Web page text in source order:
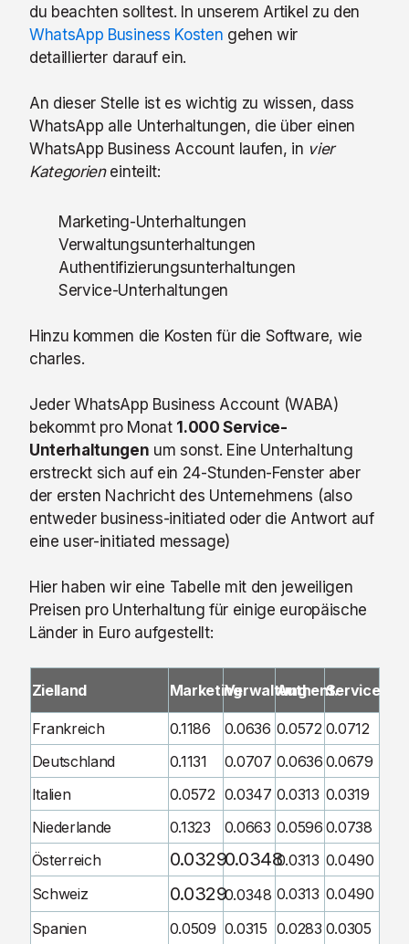
du beachten solltest. In unserem Artikel zu den
WhatsApp Business Kosten gehen wir
detaillierter darauf ein.
An dieser Stelle ist es wichtig zu wissen, dass
WhatsApp alle Unterhaltungen, die über einen
WhatsApp Business Account laufen, in vier
Kategorieneinteilt:
Marketing-Unterhaltungen
Verwaltungsunterhaltungen
Authentifizierungsunterhaltungen
Service-Unterhaltungen
Hinzu kommen die Kosten für die Software, wie
charles.
Jeder WhatsApp Business Account (WABA)
bekommt pro Monat 1.000 Service-
Unterhaltungen um sonst. Eine Unterhaltung
erstreckt sich auf ein 24-Stunden-Fenster aber
der ersten Nachricht des Unternehmens (also
entweder business-initiated oder die Antwort auf
eine user-initiated message)
Hier haben wir eine Tabelle mit den jeweiligen
Preisen pro Unterhaltung für einige europäische
Länder in Euro aufgestellt:
Zielland MarketingVerwaltungAuthent.Service
Frankreich 0.1186 0.0636 0.0572 0.0712
Deutschland
0.1131 0.0707 0.0636 0.0679
Italien
0.0572 0.0347 0.0313 0.0319
Niederlande
0.1323 0.0663 0.0596 0.0738
Österreich
0.03290.03480.0313 0.0490
Schweiz
0.03290.0348 0.0313 0.0490
Spanien
0.0509 0.0315 0.0283 0.0305